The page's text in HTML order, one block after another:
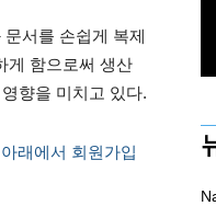
서를 손쉽게 복제
게 함으로써 생산
향을 미치고 있다.
래에서 회원가입